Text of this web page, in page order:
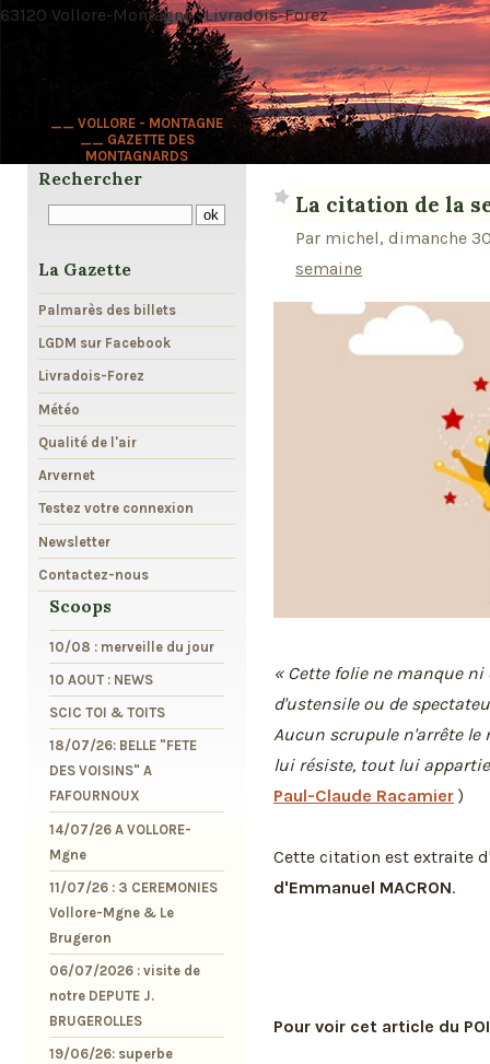
__ VOLLORE - MONTAGNE
__ GAZETTE DES
MONTAGNARDS
63120 Vollore-Montagne · Livradois-Forez
La citation de la
Par michel, dimanche
semaine
« Cette folie ne manque
d'ustensile ou de
Aucun scrupule n'arrête
lui résiste, tout lui
Paul-Claude Racamier )
Cette citation est extraite
d'Emmanuel MACRON.
Pour voir cet article du
Rechercher
La Gazette
Palmarès des billets
LGDM sur Facebook
Livradois-Forez
Météo
Qualité de l'air
Arvernet
Testez votre connexion
Newsletter
Contactez-nous
Scoops
10/08 : merveille du jour
10 AOUT : NEWS
SCIC TOI & TOITS
18/07/26: BELLE "FETE
DES VOISINS" A
FAFOURNOUX
14/07/26 A VOLLORE-
Mgne
11/07/26 : 3 CEREMONIES
Vollore-Mgne & Le
Brugeron
06/07/2026 : visite de
notre DEPUTE J.
BRUGEROLLES
19/06/26: superbe